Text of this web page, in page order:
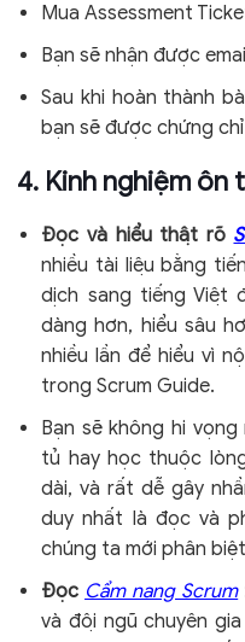
Mua Assessment
Bạn sẽ nhận được
Sau khi hoàn thành
bạn sẽ được chứng
4. Kinh nghiệm ôn
Đọc và hiểu thật rõ
nhiều tài liệu bằng
dịch sang tiếng Việt
dàng hơn, hiểu sâu
nhiều lần để hiểu vì
trong Scrum Guide.
Bạn sẽ không hi
tủ hay học thuộc
dài, và rất dễ gây
duy nhất là đọc và
chúng ta mới phân
Đọc Cẩm nang Scrum
và đội ngũ chuyên